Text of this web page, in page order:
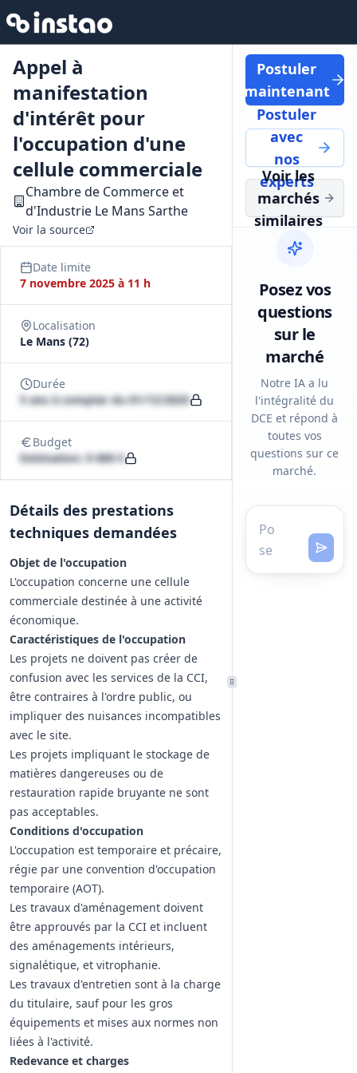
Appel à
manifestation
d'intérêt pour
l'occupation d'une
cellule commerciale
Chambre de Commerce et
d'Industrie Le Mans Sarthe
Voir la source
Date limite
7 novembre 2025 à 11 h
Localisation
Le Mans (72)
Durée
5 ans à compter du 01/12/2025
Budget
Estimation: 9 000 €
Détails des prestations
techniques demandées
Objet de l'occupation
L'occupation concerne une cellule
commerciale destinée à une activité
économique.
Caractéristiques de l'occupation
Les projets ne doivent pas créer de
confusion avec les services de la CCI,
être contraires à l'ordre public, ou
impliquer des nuisances incompatibles
avec le site.
Les projets impliquant le stockage de
matières dangereuses ou de
restauration rapide bruyante ne sont
pas acceptables.
Conditions d'occupation
L'occupation est temporaire et précaire,
régie par une convention d'occupation
temporaire (AOT).
Les travaux d'aménagement doivent
être approuvés par la CCI et incluent
des aménagements intérieurs,
signalétique, et vitrophanie.
Les travaux d'entretien sont à la charge
du titulaire, sauf pour les gros
équipements et mises aux normes non
liées à l'activité.
Redevance et charges
Postuler
maintenant
Postuler
avec
nos
experts
Voir les
marchés
similaires
Posez vos
questions
sur le
marché
Notre IA a lu
l'intégralité du
DCE et répond à
toutes vos
questions sur ce
marché.